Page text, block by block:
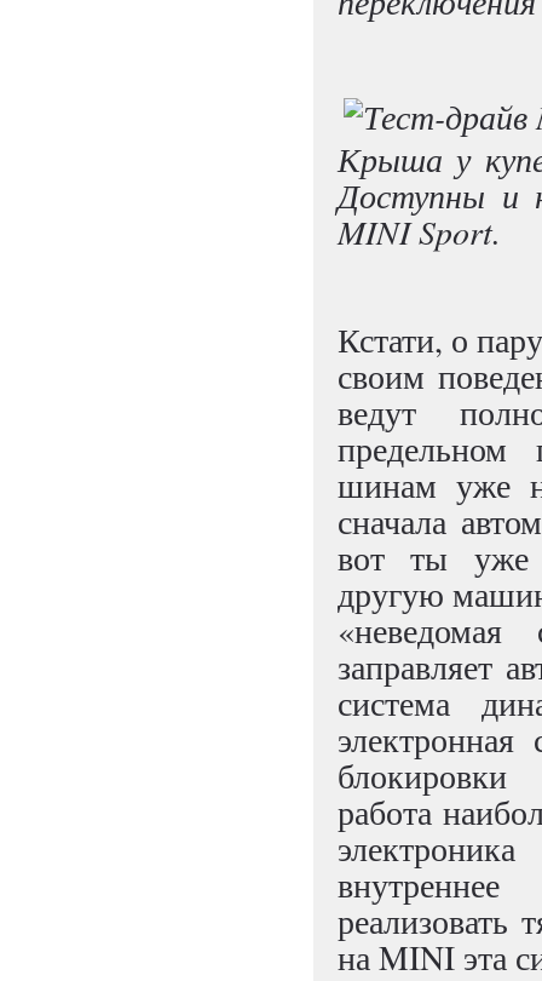
Крыша у
Доступны и
MINI Sport.
Кстати, о
своим
ведут
предельном
шинам уже
сначала
вот ты уже
другую
заправляет
система
работа
реализовать
на MINI эта